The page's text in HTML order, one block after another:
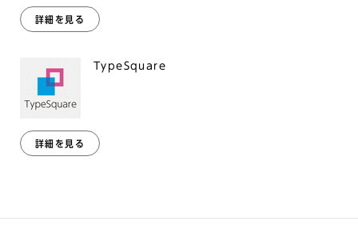
詳細を見る
TypeSquare
詳細を見る